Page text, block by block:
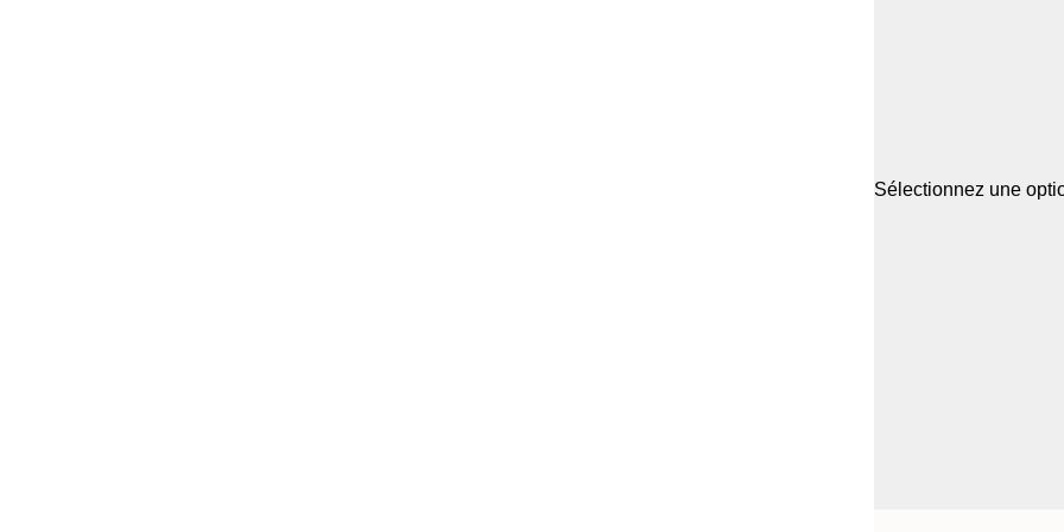
Sélectionnez une